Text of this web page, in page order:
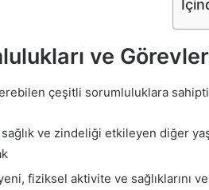
ve
çeşitli sorumluluklara
ve zindeliği etkileyen diğer
fiziksel aktivite ve sağlıklarını